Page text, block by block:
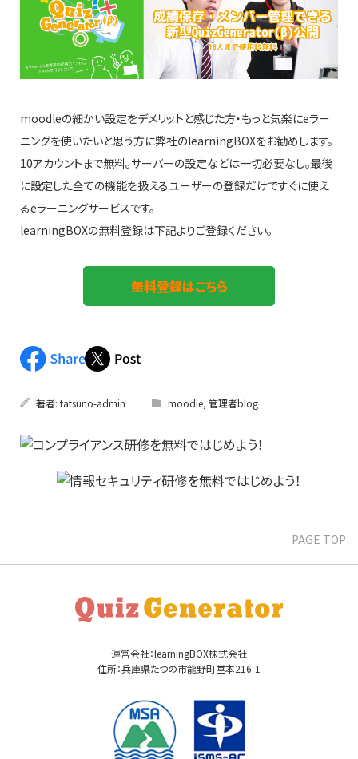
moodleの細かい設定をデメリットと感じた方・もっと気楽にeラー
ニングを使いたいと思う方に弊社のlearningBOXをお勧めします。
10アカウントまで無料。サーバーの設定などは一切必要なし。最後
に設定した全ての機能を扱えるユーザーの登録だけですぐに使え
るeラーニングサービスです。
learningBOXの無料登録は下記よりご登録ください。
無料登録はこちら
著者: tatsuno-admin moodle, 管理者blog
PAGE TOP
運営会社：learningBOX株式会社
住所：兵庫県たつの市龍野町堂本216-1